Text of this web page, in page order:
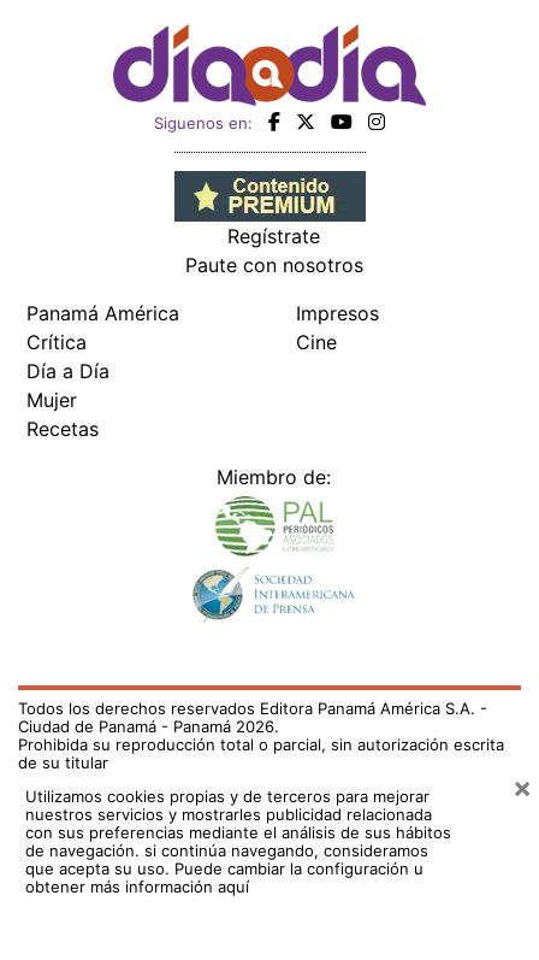
Siguenos en:
Regístrate
Paute con nosotros
Panamá América
Crítica
Día a Día
Mujer
Recetas
Impresos
Cine
Miembro de:
Todos los derechos reservados Editora Panamá América S.A. -
Ciudad de Panamá - Panamá 2026.
Prohibida su reproducción total o parcial, sin autorización escrita
de su titular
Utilizamos cookies propias y de terceros para mejorar
nuestros servicios y mostrarles publicidad relacionada
con sus preferencias mediante el análisis de sus hábitos
de navegación. si continúa navegando, consideramos
que acepta su uso. Puede cambiar la configuración u
obtener más información aquí
×